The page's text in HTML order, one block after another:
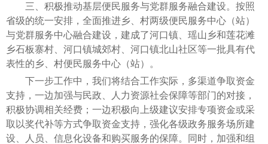
三、积极推动基层便民服务与党群服务融合建设。按照
省级的统一安排，全面推进乡、村两级便民服务中心（站）
与党群服务中心融合建设，建成了河口镇、瑶山乡和莲花滩
乡石板寨村、河口镇城郊村、河口镇北山社区等一批具有代
表性的乡、村便民服务中心（站）。
下一步工作中，我们将结合工作实际，多渠道争取资金
支持，一边加强与民政、人力资源社会保障等部门的对接，
积极协调相关经费；一边积极向上级建议安排专项资金或采
取以奖代补等方式争取资金支持，强化各级政务服务场所建
设、人员、信息化设备和购买服务的保障。同时，加强和组